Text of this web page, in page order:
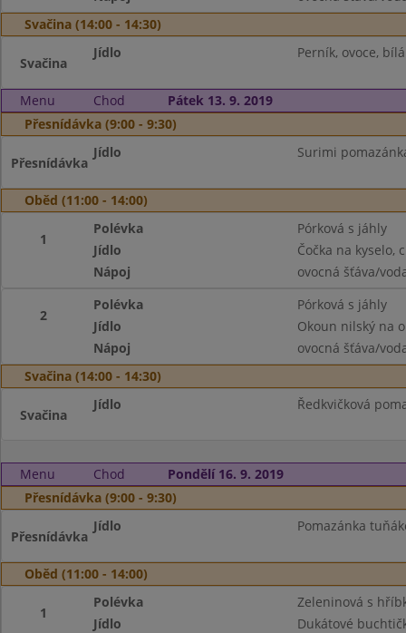
Svačina (14:00 - 14:30)
Svačina
Jídlo Perník, ovoce,
Menu Chod
Pátek 13. 9. 2019
Přesnídávka (9:00 - 9:30)
Přesnídávka
Jídlo Surimi
Oběd (11:00 - 14:00)
1
Polévka
Pórková s jáhly
Jídlo
Čočka na kyselo,
Nápoj
ovocná šťáva/
2
Polévka
Pórková s jáhly
Jídlo
Okoun nilský na
Nápoj
ovocná šťáva/
Svačina (14:00 - 14:30)
Svačina
Jídlo Ředkvičková
Menu Chod
Pondělí 16. 9. 2019
Přesnídávka (9:00 - 9:30)
Přesnídávka
Jídlo Pomazánka
Oběd (11:00 - 14:00)
1
Polévka
Zeleninová s
Jídlo
Dukátové